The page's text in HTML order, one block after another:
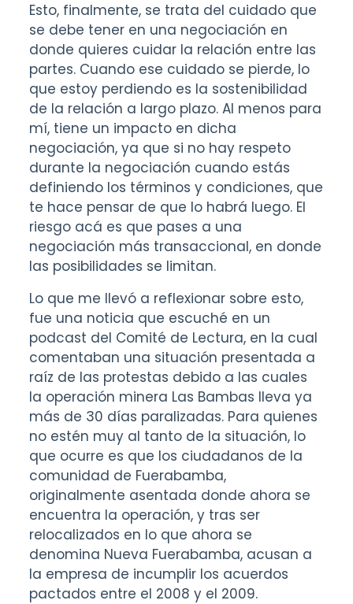
Esto, finalmente, se trata del cuidado que
se debe tener en una negociación en
donde quieres cuidar la relación entre las
partes. Cuando ese cuidado se pierde, lo
que estoy perdiendo es la sostenibilidad
de la relación a largo plazo. Al menos para
mí, tiene un impacto en dicha
negociación, ya que si no hay respeto
durante la negociación cuando estás
definiendo los términos y condiciones, que
te hace pensar de que lo habrá luego. El
riesgo acá es que pases a una
negociación más transaccional, en donde
las posibilidades se limitan.
Lo que me llevó a reflexionar sobre esto,
fue una noticia que escuché en un
podcast del Comité de Lectura, en la cual
comentaban una situación presentada a
raíz de las protestas debido a las cuales
la operación minera Las Bambas lleva ya
más de 30 días paralizadas. Para quienes
no estén muy al tanto de la situación, lo
que ocurre es que los ciudadanos de la
comunidad de Fuerabamba,
originalmente asentada donde ahora se
encuentra la operación, y tras ser
relocalizados en lo que ahora se
denomina Nueva Fuerabamba, acusan a
la empresa de incumplir los acuerdos
pactados entre el 2008 y el 2009.